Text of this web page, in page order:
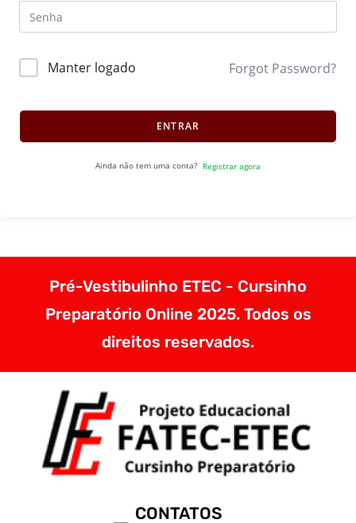
Manter logado Forgot Password?
ENTRAR
Ainda não tem uma conta? Registrar agora
Pré-Vestibulinho ETEC - Cursinho
Preparatório Online 2025. Todos os
direitos reservados.
CONTATOS